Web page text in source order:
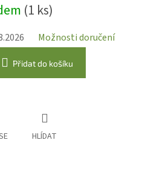
cena:(1 ks)
Možnosti doručení
Přidat do košíku
HLÍDAT